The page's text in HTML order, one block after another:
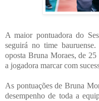
A maior pontuadora do
seguirá no time
oposta Bruna Moraes, de
a jogadora marcar com
As pontuações de Bruna
desempenho de toda a